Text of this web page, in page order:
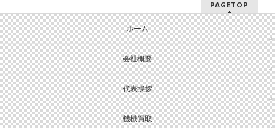
PAGETOP
ホーム
会社概要
代表挨拶
機械買取